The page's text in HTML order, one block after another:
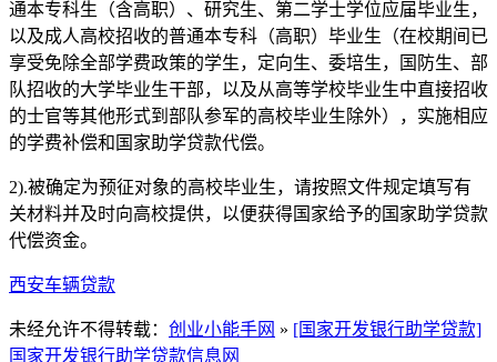
通本专科生（含高职）、研究生、第二学士学位应届毕业生，
以及成人高校招收的普通本专科（高职）毕业生（在校期间已
享受免除全部学费政策的学生，定向生、委培生，国防生、部
队招收的大学毕业生干部，以及从高等学校毕业生中直接招收
的士官等其他形式到部队参军的高校毕业生除外），实施相应
的学费补偿和国家助学贷款代偿。
2).被确定为预征对象的高校毕业生，请按照文件规定填写有
关材料并及时向高校提供，以便获得国家给予的国家助学贷款
代偿资金。
西安车辆贷款
未经允许不得转载： 创业小能手网 » [国家开发银行助学贷款]
国家开发银行助学贷款信息网